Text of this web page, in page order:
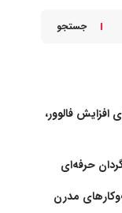
جستجو
افزایش فالوور،
حرفه‌ای
مدرن